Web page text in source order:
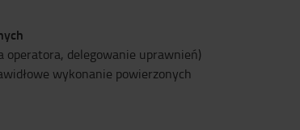
delegowanie uprawnień)
wykonanie powierzonych